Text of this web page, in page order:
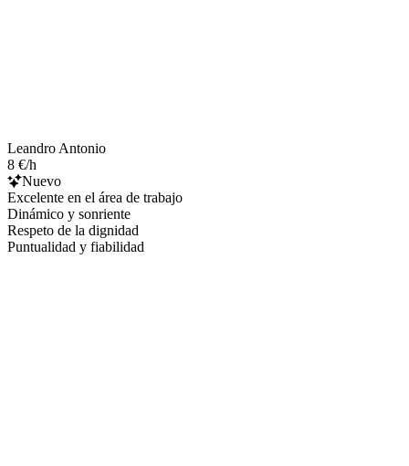
Leandro Antonio
8 €/h
Nuevo
Excelente en el área de trabajo
Dinámico y sonriente
Respeto de la dignidad
Puntualidad y fiabilidad